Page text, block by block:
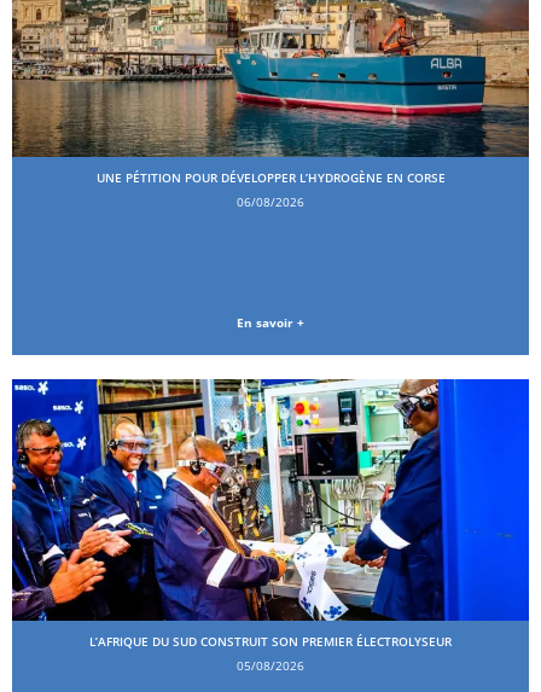
UNE PÉTITION POUR DÉVELOPPER L’HYDROGÈNE EN CORSE
06/08/2026
En savoir +
L’AFRIQUE DU SUD CONSTRUIT SON PREMIER ÉLECTROLYSEUR
05/08/2026